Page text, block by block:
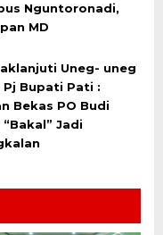
Nguntoronadi,
MD
Uneg- uneg
Pj Bupati Pati :
Bekas PO Budi
“Bakal” Jadi